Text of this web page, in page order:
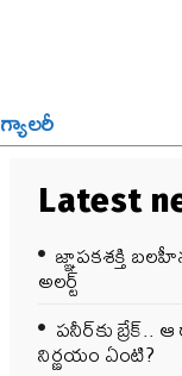
గ్యాలరీ
Latest
జ్ఞాపకశక్తి
అలర్ట్
పనీర్‌కు బ్రేక్..
నిర్ణయం ఏంటి?